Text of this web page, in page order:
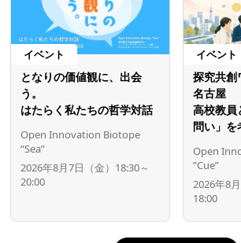
イベント
となりの価値観に、出会
う。
はたらく私たちの哲学対話
Open Innovation Biotope
“Sea”
2026年8月7日（金）18:30～
20:00
イベント
探究共創
名古屋
高校教員
問い」を
Open
”Cue”
2026年8
18:00